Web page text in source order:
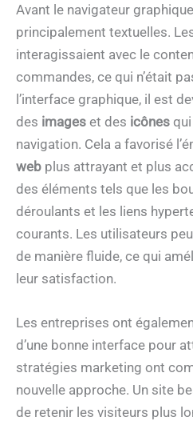
Avant le navigateur
principalement textuelles.
interagissaient avec le
commandes, ce qui n’était
l’interface graphique, il est
des images et des icônes
navigation. Cela a favorisé
web plus attrayant et plus
des éléments tels que les
déroulants et les liens
courants. Les utilisateurs
de manière fluide, ce qui
leur satisfaction.
Les entreprises ont
d’une bonne interface pour
stratégies marketing ont
nouvelle approche. Un site
de retenir les visiteurs plus